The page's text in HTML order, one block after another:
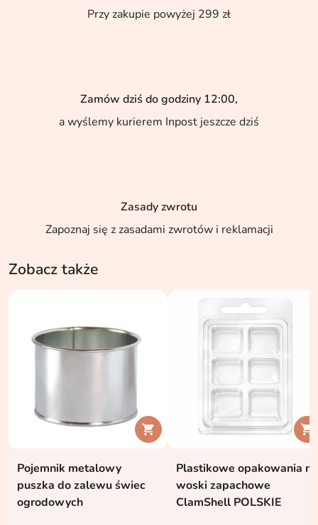
Przy zakupie powyżej 299 zł
Zamów dziś do godziny 12:00,
a wyślemy kurierem Inpost jeszcze dziś
Zasady zwrotu
Zapoznaj się z zasadami zwrotów i reklamacji
Zobacz także

Pojemnik metalowy
puszka do zalewu świec
ogrodowych

Plastikowe opakowania na
woski zapachowe
ClamShell POLSKIE